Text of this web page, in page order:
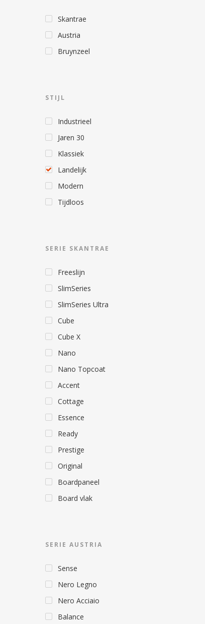
Skantrae
Austria
Bruynzeel
STIJL
Industrieel
Jaren 30
Klassiek
Landelijk
Modern
Tijdloos
SERIE SKANTRAE
Freeslijn
SlimSeries
SlimSeries Ultra
Cube
Cube X
Nano
Nano Topcoat
Accent
Cottage
Essence
Ready
Prestige
Original
Boardpaneel
Board vlak
SERIE AUSTRIA
Sense
Nero Legno
Nero Acciaio
Balance